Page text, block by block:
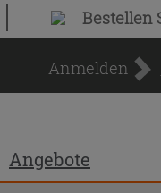
Bestellen
Anmelden
Angebote